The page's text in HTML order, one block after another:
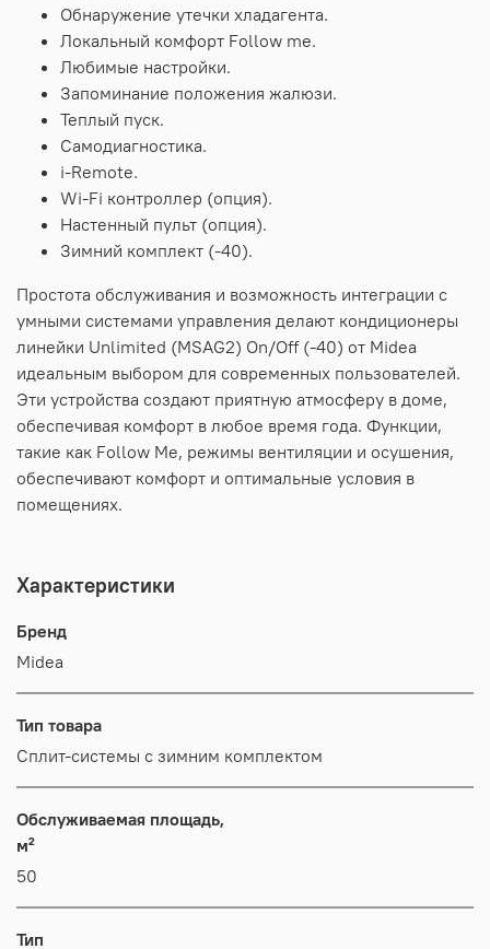
Обнаружение утечки хладагента.
Локальный комфорт Follow me.
Любимые настройки.
Запоминание положения жалюзи.
Теплый пуск.
Самодиагностика.
i-Remote.
Wi-Fi контроллер (опция).
Настенный пульт (опция).
Зимний комплект (-40).
Простота обслуживания и возможность интеграции с
умными системами управления делают кондиционеры
линейки Unlimited (MSAG2) On/Off (-40) от Midea
идеальным выбором для современных пользователей.
Эти устройства создают приятную атмосферу в доме,
обеспечивая комфорт в любое время года. Функции,
такие как Follow Me, режимы вентиляции и осушения,
обеспечивают комфорт и оптимальные условия в
помещениях.
Характеристики
Бренд
Midea
Тип товара
Сплит-системы с зимним комплектом
Обслуживаемая площадь,
м²
50
Тип